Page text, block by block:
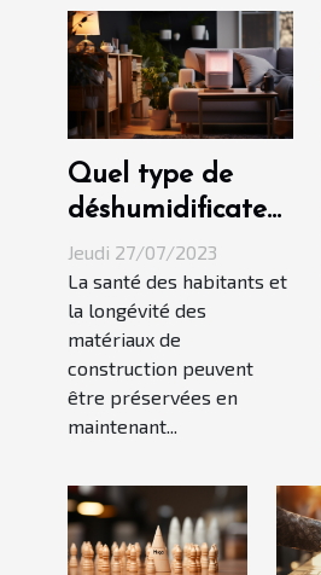
Quel type de
déshumidificateur
d'air choisir et
quel est son
mode de
fonctionnement ?
Jeudi 27/07/2023
La santé des habitants et
la longévité des
matériaux de
construction peuvent
être préservées en
maintenant...